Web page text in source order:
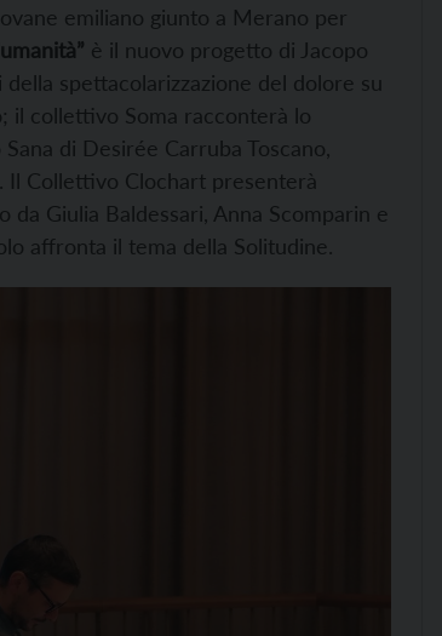
emiliano giunto a Merano per
è il nuovo progetto di Jacopo
spettacolarizzazione del dolore su
il collettivo Soma racconterà lo
di Desirée Carruba Toscano,
Il Collettivo Clochart presenterà
Giulia Baldessari, Anna Scomparin e
affronta il tema della Solitudine.